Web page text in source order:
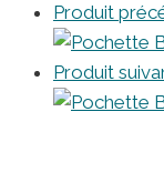
Produit
Produit